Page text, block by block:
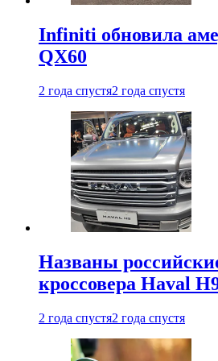
Infiniti обновила
QX60
2 года спустя2 года спустя
Названы
кроссовера Haval
2 года спустя2 года спустя